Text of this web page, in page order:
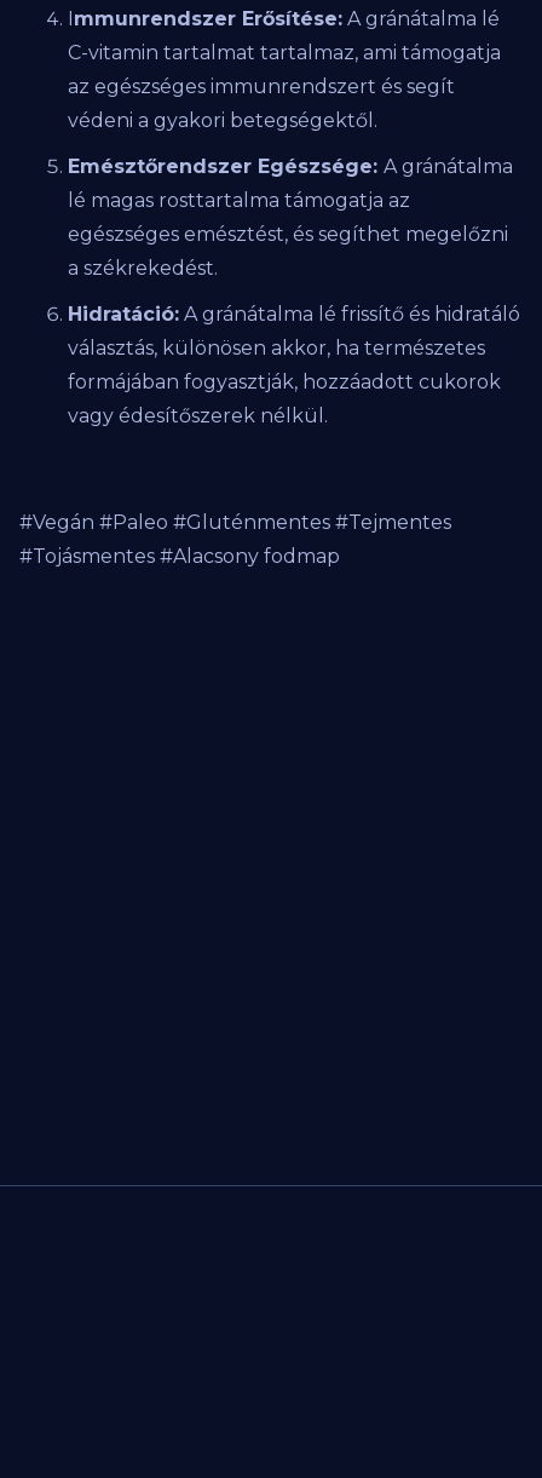
Immunrendszer Erősítése: A gránátalma lé
C-vitamin tartalmat tartalmaz, ami támogatja
az egészséges immunrendszert és segít
védeni a gyakori betegségektől.
Emésztőrendszer Egészsége: A gránátalma
lé magas rosttartalma támogatja az
egészséges emésztést, és segíthet megelőzni
a székrekedést.
Hidratáció: A gránátalma lé frissítő és hidratáló
választás, különösen akkor, ha természetes
formájában fogyasztják, hozzáadott cukorok
vagy édesítőszerek nélkül.
#Vegán #Paleo #Gluténmentes #Tejmentes
#Tojásmentes #Alacsony fodmap